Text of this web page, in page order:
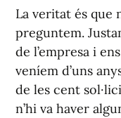
La veritat és que
preguntem.
de l’empresa i
veníem d’uns
de les cent
n’hi va haver